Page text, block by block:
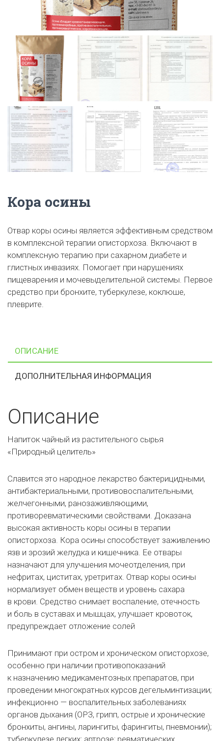
Кора осины
Отвар коры осины является эффективным средством
в комплексной терапии описторхоза. Включают в
комплексную терапию при сахарном диабете и
глистных инвазиях. Помогает при нарушениях
пищеварения и мочевыделительной системы. Первое
средство при бронхите, туберкулезе, коклюше,
плеврите.
ОПИСАНИЕ
ДОПОЛНИТЕЛЬНАЯ ИНФОРМАЦИЯ
Описание
Напиток чайный из растительного сырья
«Природный целитель»
Славится это народное лекарство бактерицидными,
антибактериальными, противовоспалительными,
желчегонными, ранозаживляющими,
противоревматическими свойствами. Доказана
высокая активность коры осины в терапии
описторхоза. Кора осины способствует заживлению
язв и эрозий желудка и кишечника. Ее отвары
назначают для улучшения мочеотделения, при
нефритах, циститах, уретритах. Отвар коры осины
нормализует обмен веществ и уровень сахара
в крови. Средство снимает воспаление, отечность
и боль в суставах и мышцах, улучшает кровоток,
предупреждает отложение солей
Принимают при остром и хроническом описторхозе,
особенно при наличии противопоказаний
к назначению медикаментозных препаратов, при
проведении многократных курсов дегельминтизации;
инфекционно — воспалительных заболеваниях
органов дыхания (ОРЗ, грипп, острые и хронические
бронхиты, ангины, ларингиты, фарингиты, пневмонии);
туберкулезе легких; артрозе; ревматических,